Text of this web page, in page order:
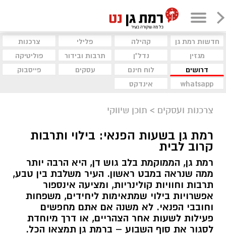
חדשות רמת גן קהילה פלילי
צרכנות
מגזין
נדל"ן תרבות ובידור
פוליטיקה
דרושים
לוח חינם עסקים
פייסבוק
whatsapp
אינדקס
צרכנות ועסקים > תוכן שיווקי
רמת גן בשעות הפנאי: בילוי ותרבות
קרוב לבית
רמת גן, הממוקמת בלב גוש דן, היא הרבה יותר
ממה שנראה במבט ראשון. העיר משלבת בין טבע,
תרבות וחוויות קולינריות, ומציעה אינספור
אפשרויות בילוי שמתאימות ליחידים, משפחות
וחובבי הפנאי. לא משנה אם אתם מחפשים
פעילות לשעות אחר הצהריים, או דרך מיוחדת
לסגור את סוף השבוע – ברמת גן תמצאו הכל.